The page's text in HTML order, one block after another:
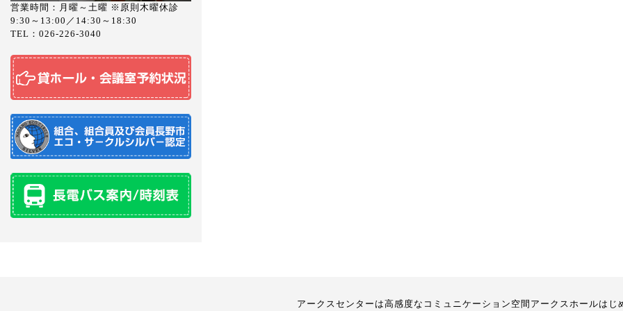
営業時間：月曜～土曜 ※原則木曜休診
9:30～13:00／14:30～18:30
TEL：026-226-3040
アークスセンターは高感度なコミュニケーション空間アークスホールはじ